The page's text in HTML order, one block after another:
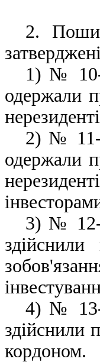
2.
1) № 10-
одержали
2) №
одержали
3) №
4) № 13-
здійснили
кордоном.